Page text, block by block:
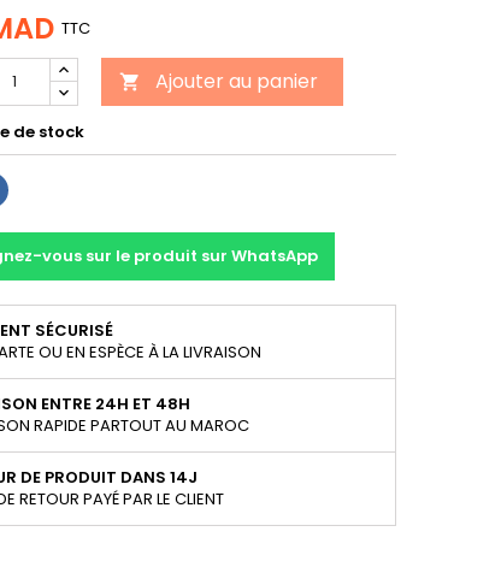
TTC
 Ajouter au panier
de stock
vous sur le produit sur WhatsApp
SÉCURISÉ
OU EN ESPÈCE À LA LIVRAISON
ENTRE 24H ET 48H
RAPIDE PARTOUT AU MAROC
DE PRODUIT DANS 14J
RETOUR PAYÉ PAR LE CLIENT